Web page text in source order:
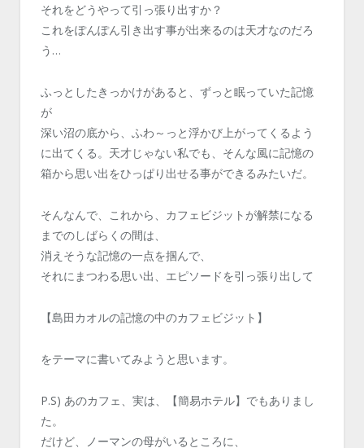
それをどうやって引っ張り出すか？
これをぽんぽん引き出す事が出来るのは天才なのだろ
う…
ふっとしたきっかけがあると、ずっと眠っていた記憶
が
深い沼の底から、ふわ～っと浮かび上がってくるよう
に出てくる。天才じゃない私でも、そんな風に記憶の
箱から思い出をひっぱり出せる事ができるみたいだ。
そんなんで、これから、カフェビジットが解禁になる
までのしばらくの間は、
消えそうな記憶の一点を掴んで、
それにまつわる思い出、エピソードを引っ張り出して
【島田カオルの記憶の中のカフェビジット】
をテーマに書いてみようと思います。
P.S) あのカフェ、実は、【簡易ホテル】でもありまし
た。
だけど、ノーマンの母がいるところに、